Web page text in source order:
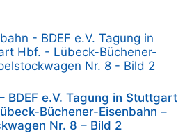
BDEF e.V. Tagung in Stuttgart
Büchener-Eisenbahn –
Nr. 8 – Bild 2